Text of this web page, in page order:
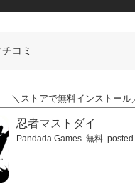
コミ
＼ストアで無料インストール
忍者マストダイ
Pandada Games 無料 posted